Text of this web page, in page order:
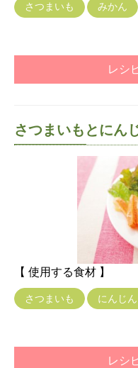
さつまいも みかん
レシ
さつまいもとにん
【 使用する食材 】
さつまいも にんじん
レシ